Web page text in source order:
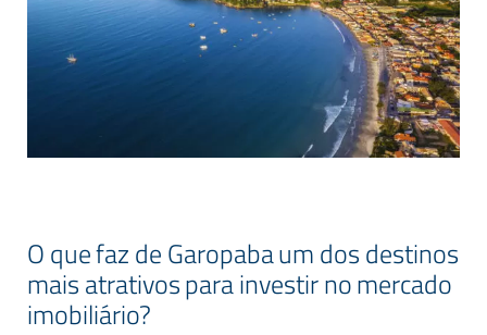
O que faz de Garopaba um dos destinos
mais atrativos para investir no mercado
imobiliário?